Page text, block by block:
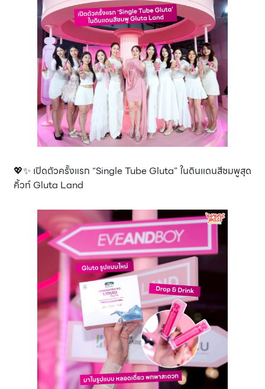
💖✨ เปิดตัวครั้งแรก “Single Tube Gluta” ในดินแดนสีชมพูสุด
คิ้วท์ Gluta Land